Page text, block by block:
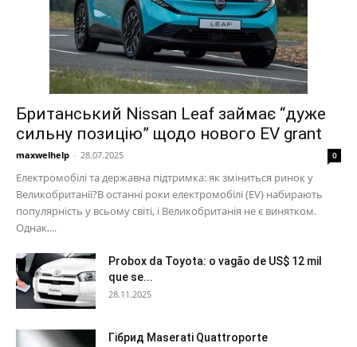
Британський Nissan Leaf займає “дуже
сильну позицію” щодо нового EV grant
maxwelhelp - 28.07.2025 0
Електромобілі та державна підтримка: як зміниться ринок у
Великобританії?В останні роки електромобілі (EV) набирають
популярність у всьому світі, і Великобританія не є винятком.
Однак,...
Probox da Toyota: o vagão de US$ 12 mil
que se...
28.11.2025
Гібрид Maserati Quattroporte